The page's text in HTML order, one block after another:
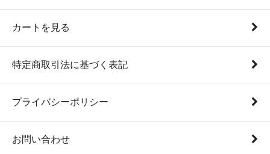
カートを見る
特定商取引法に基づく表記
プライバシーポリシー
お問い合わせ